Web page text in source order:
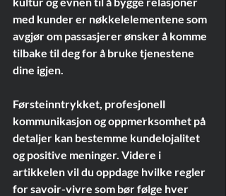
med kunder er nøkkelelementene som
avgjør om passasjerer ønsker å komme
tilbake til deg for å bruke tjenestene
dine igjen.
Førsteinntrykket, profesjonell
kommunikasjon og oppmerksomhet på
detaljer kan bestemme kundelojalitet
og positive meninger. Videre i
artikkelen vil du oppdage hvilke regler
for savoir-vivre som bør følge hver